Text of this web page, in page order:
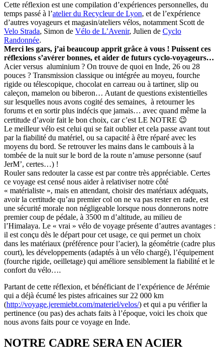
Cette réflexion est une compilation d’expériences personnelles, du
temps passé à l’atelier du Recycleur de Lyon, et de l’expérience
d’autres voyageurs et magasin/ateliers vélos, notamment Scott de
Velo Strada, Simon de Vélo de L’Avenir, Julien de Cyclo
Randonnée.
Merci les gars, j’ai beaucoup apprit grâce à vous ! Puissent ces
réflexions s’avérer bonnes, et aider de futurs cyclo-voyageurs…
Acier versus aluminium ? On trouve de quoi en Inde, 26 ou 28
pouces ? Transmission classique ou intégrée au moyeu, fourche
rigide ou télescopique, chocolat en carreau ou à tartiner, slip ou
caleçon, mamelon ou biberon… Autant de questions existentielles
sur lesquelles nous avons cogité des semaines, à retourner les
forums et en sortir plus indécis que jamais… avec quand même la
certitude d’avoir fait le bon choix, car c’est LE NOTRE 😉
Le meilleur vélo est celui qui se fait oublier et cela passe avant tout
par la fiabilité du matériel, ou sa capacité à être réparé avec les
moyens du bord. Se retrouver les mains dans le cambouis à la
tombée de la nuit sur le bord de la route n’amuse personne (sauf
JerM’, certes…) !
Rouler sans redouter la casse est par contre très appréciable. Certes
ce voyage est censé nous aider à relativiser notre côté
« matérialiste », mais en attendant, choisir des matériaux adéquats,
avoir la certitude qu’au premier col on ne va pas rester en rade, est
une sécurité morale non négligeable lorsque nous donnerons notre
premier coup de pédale, à 3500 m d’altitude, au milieu de
l’Himalaya. Le « vrai » vélo de voyage présente d’autres avantages :
il est conçu dès le départ pour cet usage, ce qui permet un choix
dans les matériaux (préférence pour l’acier), la géométrie (cadre plus
court), les développements (adaptés à un vélo chargé), l’équipement
(fourche rigide, oeilletage) qui améliore sensiblement la fiabilité et le
confort du vélo….
Partant de cette réflexion, et bénéficiant de l’expérience de Jérémie
qui a déjà écumé les pistes africaines sur 22 000 km
(http://voyage.jeremiebt.com/materiel/velos/) et qui a pu vérifier la
pertinence (ou pas) des achats faits à l’époque, voici les choix que
nous avons faits pour ce voyage en Inde.
NOTRE CADRE SERA EN ACIER